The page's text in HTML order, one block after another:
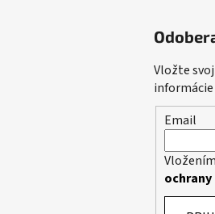
Vložte
Email